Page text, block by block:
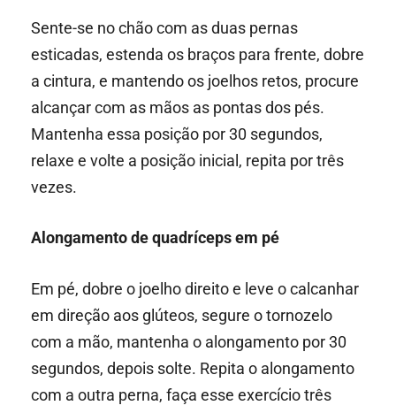
Sente-se no chão com as duas pernas
esticadas, estenda os braços para frente, dobre
a cintura, e mantendo os joelhos retos, procure
alcançar com as mãos as pontas dos pés.
Mantenha essa posição por 30 segundos,
relaxe e volte a posição inicial, repita por três
vezes.
Alongamento de quadríceps em pé
Em pé, dobre o joelho direito e leve o calcanhar
em direção aos glúteos, segure o tornozelo
com a mão, mantenha o alongamento por 30
segundos, depois solte. Repita o alongamento
com a outra perna, faça esse exercício três